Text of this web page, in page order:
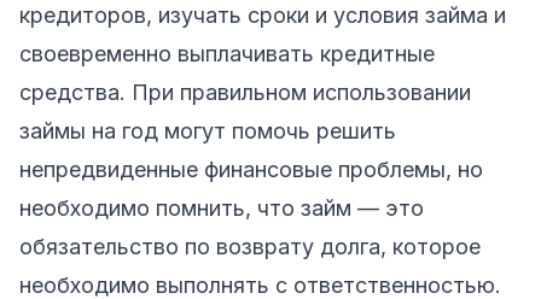
кредиторов, изучать сроки и условия займа и
своевременно выплачивать кредитные
средства. При правильном использовании
займы на год могут помочь решить
непредвиденные финансовые проблемы, но
необходимо помнить, что займ — это
обязательство по возврату долга, которое
необходимо выполнять с ответственностью.